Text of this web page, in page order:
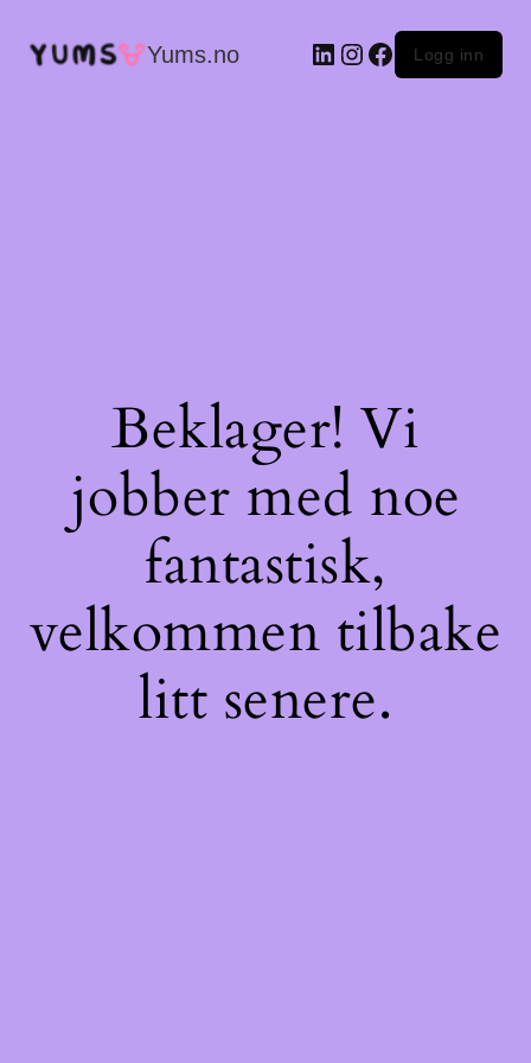
Yums.no LinkedIn
Instagram
Facebook
Logg inn
Beklager! Vi
jobber med noe
fantastisk,
velkommen tilbake
litt senere.